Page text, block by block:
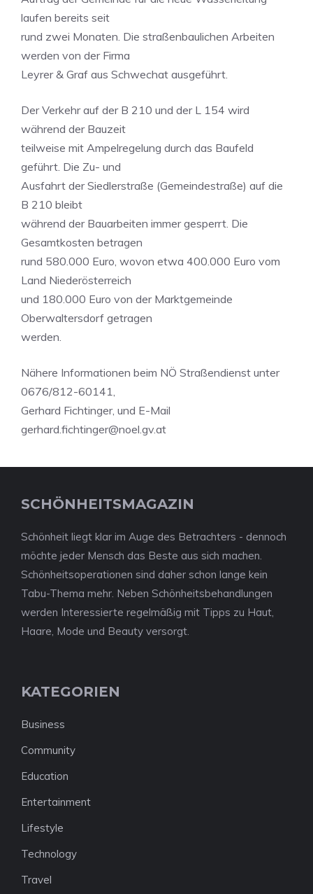
laufen bereits seit
rund zwei Monaten. Die straßenbaulichen Arbeiten
werden von der Firma
Leyrer & Graf aus Schwechat ausgeführt.
Der Verkehr auf der B 210 und der L 154 wird
während der Bauzeit
teilweise mit Ampelregelung durch das Baufeld
geführt. Die Zu- und
Ausfahrt der Siedlerstraße (Gemeindestraße) auf die
B 210 bleibt
während der Bauarbeiten immer gesperrt. Die
Gesamtkosten betragen
rund 580.000 Euro, wovon etwa 400.000 Euro vom
Land Niederösterreich
und 180.000 Euro von der Marktgemeinde
Oberwaltersdorf getragen
werden.
Nähere Informationen beim NÖ Straßendienst unter
0676/812-60141,
Gerhard Fichtinger, und E-Mail
gerhard.fichtinger@noel.gv.at
SCHÖNHEITSMAGAZIN
Schönheit liegt klar im Auge des Betrachters - dennoch
möchte jeder Mensch das Beste aus sich machen.
Schönheitsoperationen sind daher schon lange kein
Tabu-Thema mehr. Neben Schönheitsbehandlungen
werden Interessierte regelmäßig mit Tipps zu Haut,
Haare, Mode und Beauty versorgt.
KATEGORIEN
Business
Community
Education
Entertainment
Lifestyle
Technology
Travel